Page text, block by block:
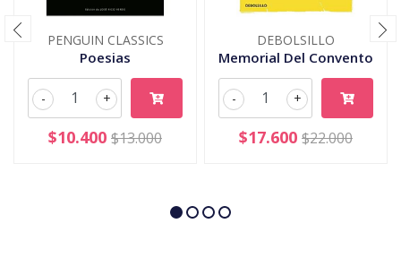
PENGUIN CLASSICS
Poesias
+
-
$10.400 $13.000
DEBOLSILLO
Memorial Del Convento
+
-
$17.600 $22.000